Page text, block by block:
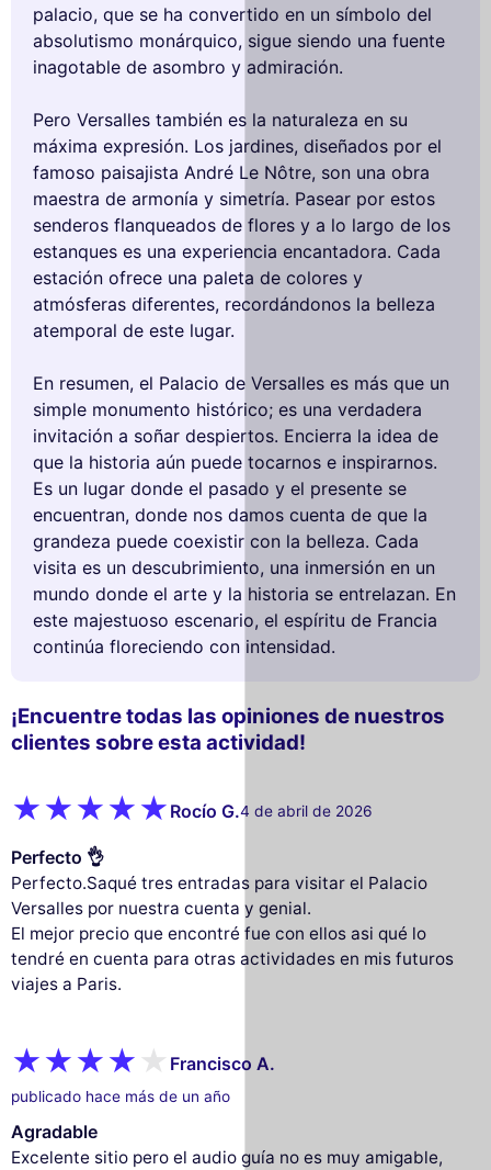
¡Encuentre todas las opiniones de nuestros
clientes sobre esta actividad!
Rocío G.4 de abril de 2026
Perfecto 👌
Perfecto.Saqué tres entradas para visitar el Palacio
Versalles por nuestra cuenta y genial.
El mejor precio que encontré fue con ellos asi qué lo
tendré en cuenta para otras actividades en mis futuros
viajes a Paris.
Francisco A.
publicado hace más de un año
Agradable
Excelente sitio pero el audio guía no es muy amigable,
palacio, que se ha convertido en un símbolo del
absolutismo monárquico, sigue siendo una fuente
inagotable de asombro y admiración.
Pero Versalles también es la naturaleza en su
máxima expresión. Los jardines, diseñados por el
famoso paisajista André Le Nôtre, son una obra
maestra de armonía y simetría. Pasear por estos
senderos flanqueados de flores y a lo largo de los
estanques es una experiencia encantadora. Cada
estación ofrece una paleta de colores y
atmósferas diferentes, recordándonos la belleza
atemporal de este lugar.
En resumen, el Palacio de Versalles es más que un
simple monumento histórico; es una verdadera
invitación a soñar despiertos. Encierra la idea de
que la historia aún puede tocarnos e inspirarnos.
Es un lugar donde el pasado y el presente se
encuentran, donde nos damos cuenta de que la
grandeza puede coexistir con la belleza. Cada
visita es un descubrimiento, una inmersión en un
mundo donde el arte y la historia se entrelazan. En
este majestuoso escenario, el espíritu de Francia
continúa floreciendo con intensidad.